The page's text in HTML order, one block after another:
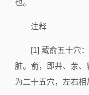
也。
注释
[1] 藏俞五十穴
脏。俞，即井、荥、
为二十五穴，左右相